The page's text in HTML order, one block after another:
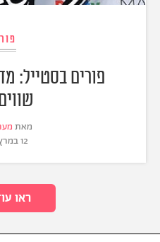
פורים בסטייל:
מאת
12 במרץ 2025
ראו